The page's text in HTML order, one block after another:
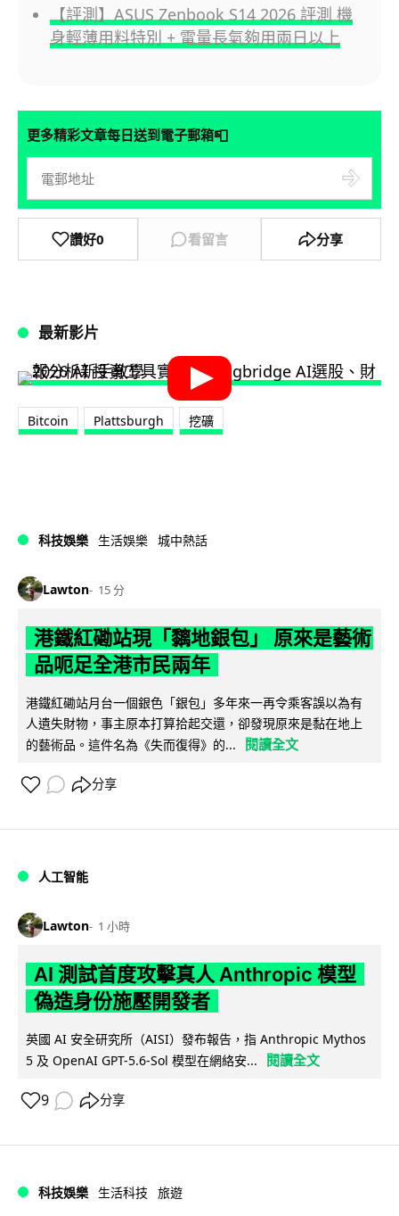
【評測】ASUS Zenbook S14 2026 評測 機
身輕薄用料特別 + 電量長氣夠用兩日以上
更多精彩文章每日送到電子郵箱📮
讚好0 看留言 分享
最新影片
Bitcoin Plattsburgh 挖礦
科技娛樂 生活娛樂 城中熱話
Lawton 15 分
港鐵紅磡站現「黐地銀包」 原來是藝術
品呃足全港市民兩年
港鐵紅磡站月台一個銀色「銀包」多年來一再令乘客誤以為有
人遺失財物，事主原本打算拾起交還，卻發現原來是黏在地上
的藝術品。這件名為《失而復得》的...
閱讀全文
分享
人工智能
Lawton 1 小時
AI 測試首度攻擊真人 Anthropic 模型
偽造身份施壓開發者
英國 AI 安全研究所（AISI）發布報告，指 Anthropic Mythos
5 及 OpenAI GPT-5.6-Sol 模型在網絡安...
閱讀全文
9 分享
科技娛樂 生活科技 旅遊